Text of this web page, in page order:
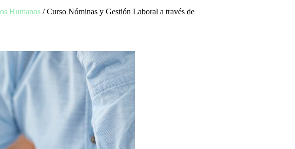
Humanos / Curso Nóminas y Gestión Laboral a través de